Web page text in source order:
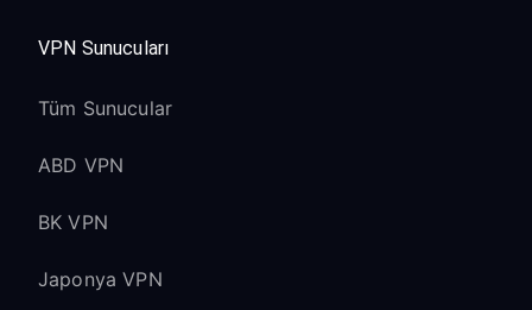
VPN Sunucuları
Tüm Sunucular
ABD VPN
BK VPN
Japonya VPN